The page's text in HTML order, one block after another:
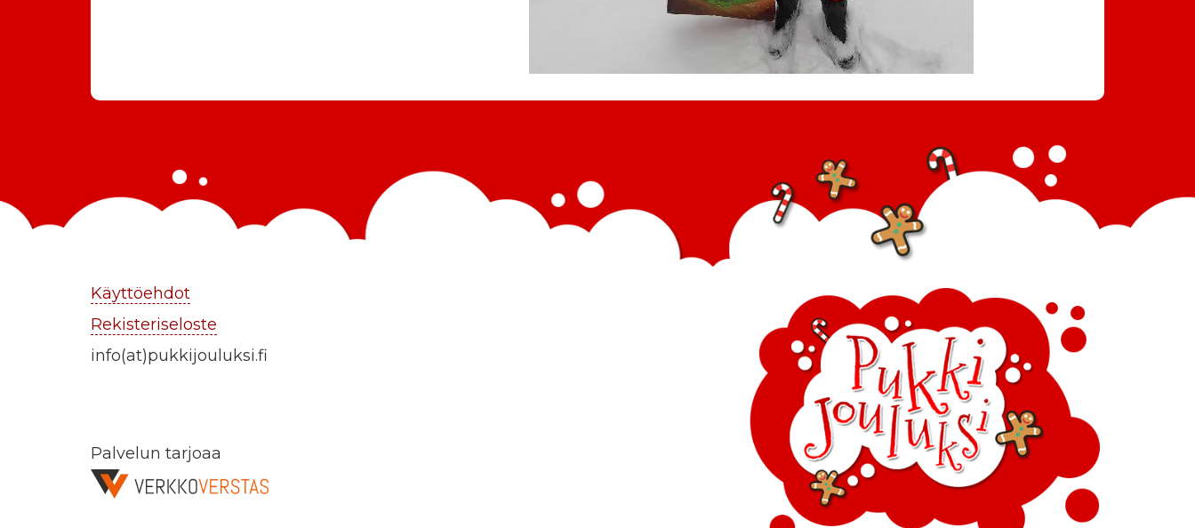
Käyttöehdot
Rekisteriseloste
info(at)pukkijouluksi.fi
Palvelun tarjoaa